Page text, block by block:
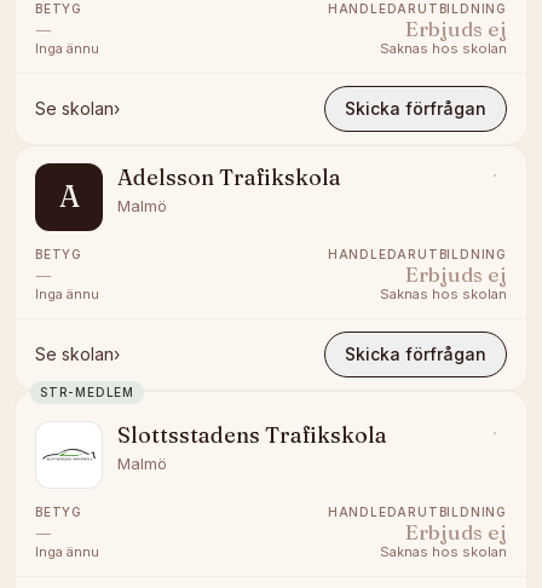
BETYG
—
Inga ännu
HANDLEDARUTBILDNING
Erbjuds ej
Saknas hos skolan
Se skolan› Skicka förfrågan
A
Adelsson Trafikskola
Malmö
BETYG
—
Inga ännu
HANDLEDARUTBILDNING
Erbjuds ej
Saknas hos skolan
Se skolan› Skicka förfrågan
STR-MEDLEM
Slottsstadens Trafikskola
Malmö
BETYG
—
Inga ännu
HANDLEDARUTBILDNING
Erbjuds ej
Saknas hos skolan